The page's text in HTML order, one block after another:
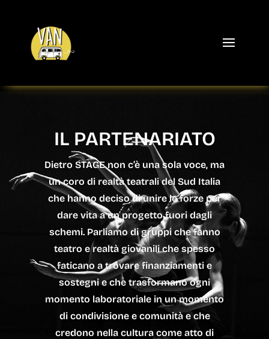
IL PARTENARIATO
Dietro STAGE non c’è una sola voce, ma
un coro di realtà teatrali del Sud Italia
che hanno deciso di unire le forze per
dare vita a un progetto fuori dagli
schemi. Parliamo di gruppi che fanno
teatro e realtà giovanili che spesso
faticano a trovare finanziamenti e
sostegni e che trasformano ogni
momento laboratoriale in un momento
di condivisione e comunità e che
credono nella cultura come atto di